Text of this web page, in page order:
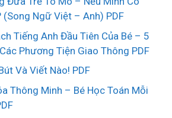
(Song Ngữ Việt – Anh) PDF
Tiếng Anh Đầu Tiên Của Bé – 5
Phương Tiện Giao Thông PDF
Và Viết Nào! PDF
Thông Minh – Bé Học Toán Mỗi